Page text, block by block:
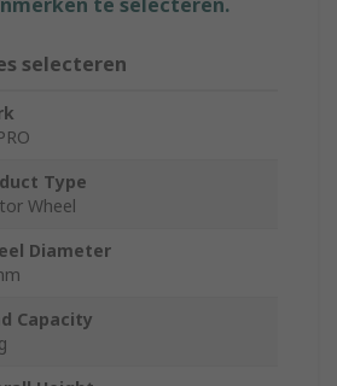
te selecteren.
selecteren
Type
Wheel
Diameter
Capacity